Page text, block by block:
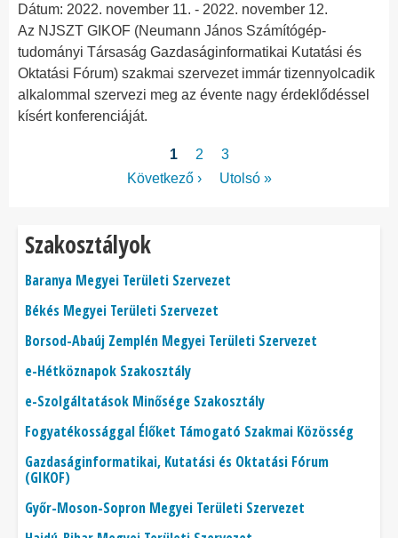
Dátum: 2022. november 11. - 2022. november 12.
Az NJSZT GIKOF (Neumann János Számítógép-
tudományi Társaság Gazdaságinformatikai Kutatási és
Oktatási Fórum) szakmai szervezet immár tizennyolcadik
alkalommal szervezi meg az évente nagy érdeklődéssel
kísért konferenciáját.
Jelenlegi
oldal
1 Page
2 Page
3
Következő
Következő ›
Utolsó
Utolsó »
Szakosztályok
Baranya Megyei Területi Szervezet
Békés Megyei Területi Szervezet
Borsod-Abaúj Zemplén Megyei Területi Szervezet
e-Hétköznapok Szakosztály
e-Szolgáltatások Minősége Szakosztály
Fogyatékossággal Élőket Támogató Szakmai Közösség
Gazdaságinformatikai, Kutatási és Oktatási Fórum
(GIKOF)
Győr-Moson-Sopron Megyei Területi Szervezet